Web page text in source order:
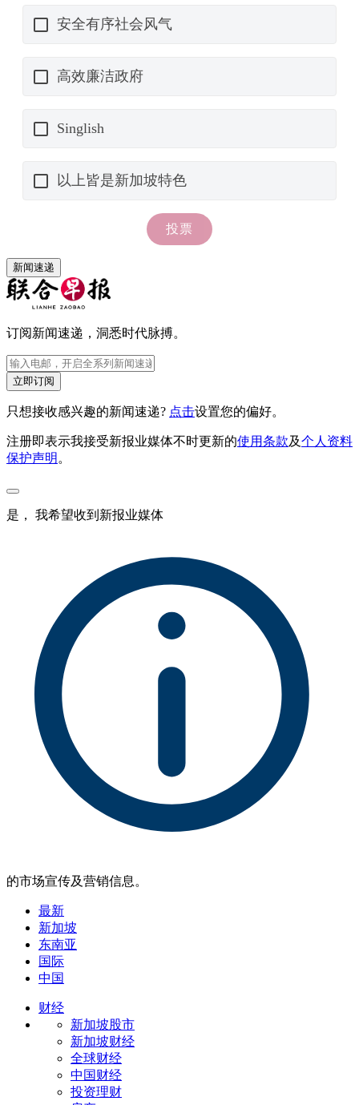
新闻速递
订阅新闻速递，洞悉时代脉搏。
立即订阅
只想接收感兴趣的新闻速递? 点击设置您的偏好。
注册即表示我接受新报业媒体不时更新的使用条款及个人资料
保护声明。
是， 我希望收到新报业媒体
的市场宣传及营销信息。
最新
新加坡
东南亚
国际
中国
财经
新加坡股市
新加坡财经
全球财经
中国财经
投资理财